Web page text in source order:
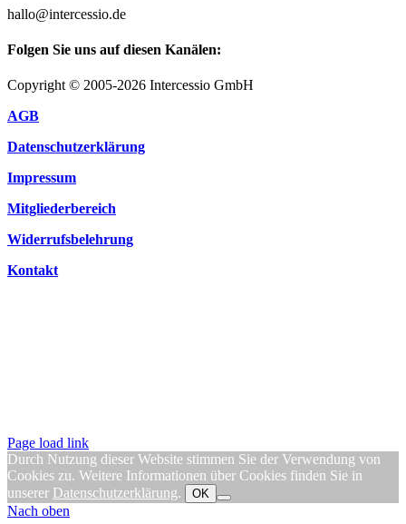
hallo@intercessio.de
Folgen Sie uns auf diesen Kanälen:
Copyright © 2005-2026 Intercessio GmbH
AGB
Datenschutzerklärung
Impressum
Mitgliederbereich
Widerrufsbelehrung
Kontakt
Page load link
Durch Nutzung dieser Website stimmen Sie der Verwendung von
Cookies zu. Weitere Informationen über Cookies finden Sie in
unserer Datenschutzerklärung. OK
Nach oben